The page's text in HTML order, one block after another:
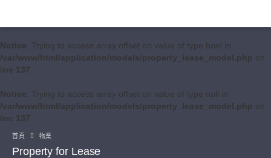
Notice: Trying to access array offset on value of type bool in
/var/www/html/application/models/property_lease_model.php on
line 137
Notice: Trying to access array offset on value of type null in
/var/www/html/application/models/property_lease_model.php on
line 137
首頁 物業
Property for Lease